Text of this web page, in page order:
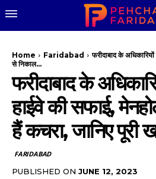
Home Faridabad
फरीदाबाद के
से निकाल...
फरीदाबाद के
हाईवे की सफाई,
हैं कचरा, जानिए पूरी
FARIDABAD
PUBLISHED ON JUNE 12, 2023